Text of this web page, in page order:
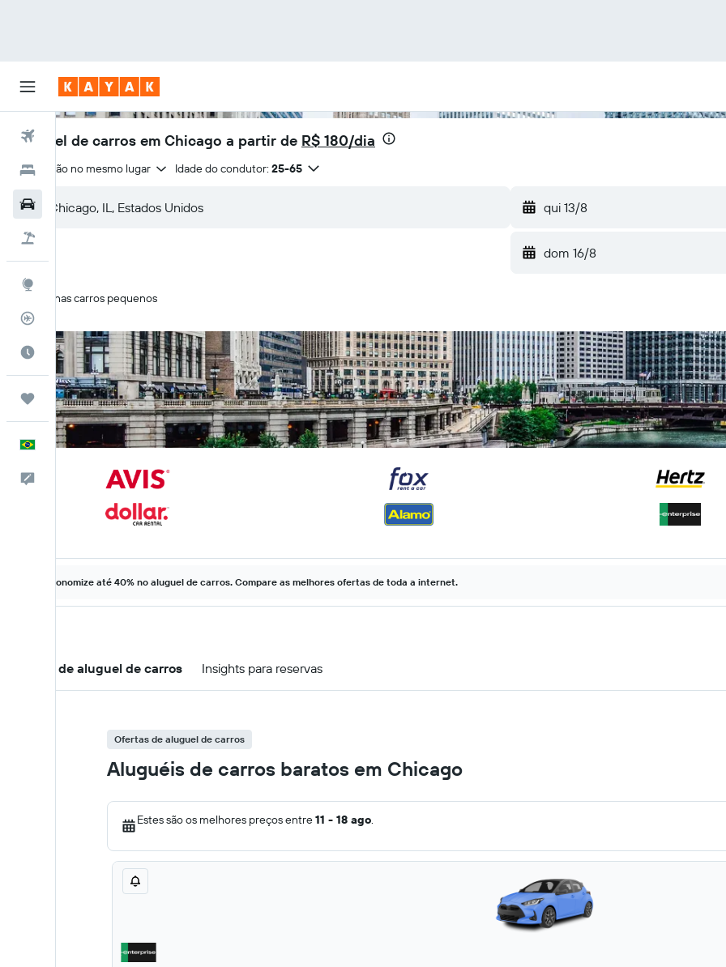
Voos
Hotéis
Carros
Quando ir
Trips
Português
Comentários
Aluguel de carros em Chicago a partir de R$ 180/dia
Devolução no mesmo lugar Idade do condutor: 25-65
qui 13/8
dom 16/8
Apenas carros pequenos
Economize até 40% no aluguel de carros. Compare as melhores ofertas de toda a internet.
Ofertas de aluguel de carros Insights para reservas
Ofertas de aluguel de carros
Aluguéis de carros baratos em Chicago
Estes são os melhores preços entre11 - 18 ago.